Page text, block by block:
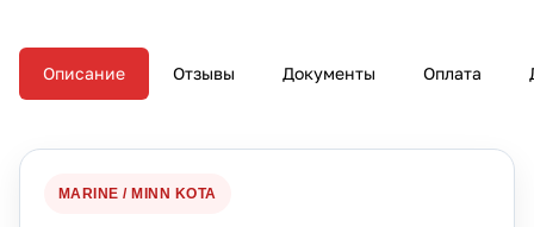
Описание Отзывы Документы Оплата
MARINE / MINN KOTA